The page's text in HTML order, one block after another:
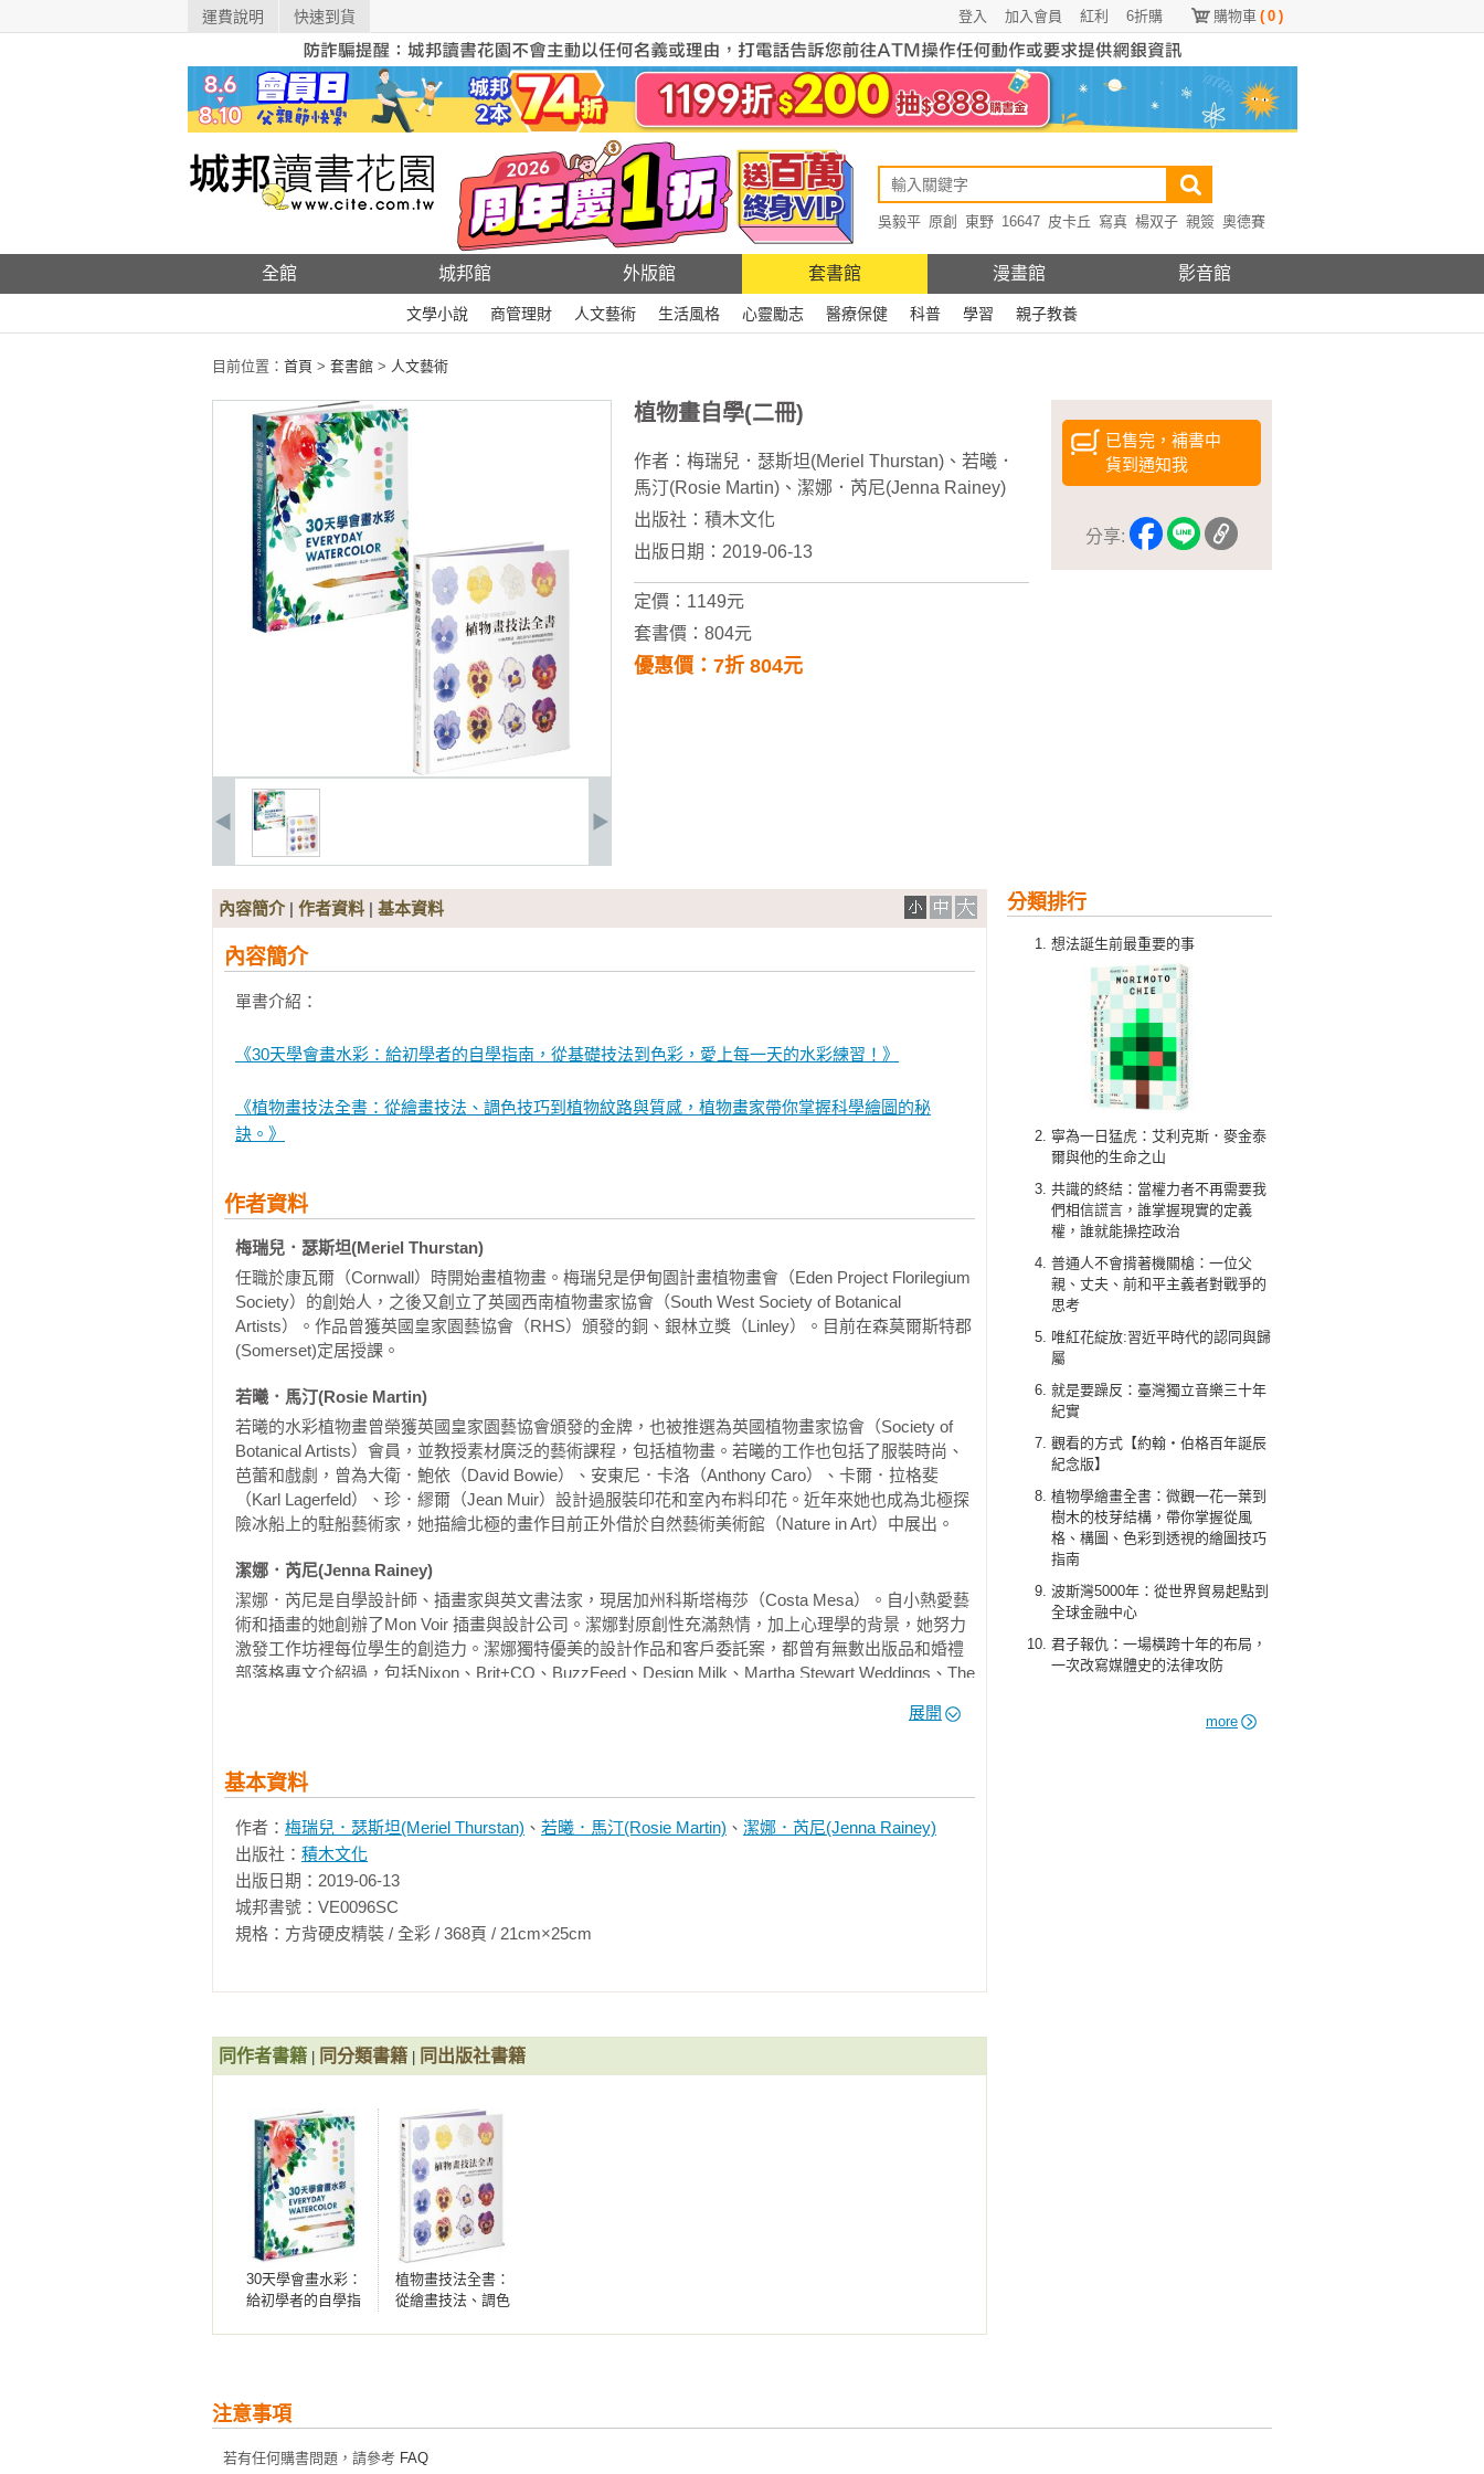
運費說明 快速到貨 購物車 ( 0 )
6折購
紅利
加入會員
登入
吳毅平 原創 東野 16647 皮卡丘 寫真 楊双子 親簽 奧德賽
全館 城邦館 外版館 套書館 漫畫館 影音館
文學小說 商管理財 人文藝術 生活風格 心靈勵志 醫療保健 科普 學習 親子教養
目前位置： 首頁 > 套書館 > 人文藝術
已售完，補書中
貨到通知我
分享:
植物畫自學(二冊)
作者： 梅瑞兒．瑟斯坦(Meriel Thurstan) 、 若曦．
馬汀(Rosie Martin) 、 潔娜．芮尼(Jenna Rainey)
出版社： 積木文化
出版日期：2019-06-13
定價：1149元
套書價：804元
優惠價：7折 804元
分類排行
想法誕生前最重要的事
寧為一日猛虎：艾利克斯．麥金泰
爾與他的生命之山
共識的終結：當權力者不再需要我
們相信謊言，誰掌握現實的定義
權，誰就能操控政治
普通人不會揹著機關槍：一位父
親、丈夫、前和平主義者對戰爭的
思考
唯紅花綻放:習近平時代的認同與歸
屬
就是要躁反：臺灣獨立音樂三十年
紀實
觀看的方式【約翰‧伯格百年誕辰
紀念版】
植物學繪畫全書：微觀一花一葉到
樹木的枝芽結構，帶你掌握從風
格、構圖、色彩到透視的繪圖技巧
指南
波斯灣5000年：從世界貿易起點到
全球金融中心
君子報仇：一場橫跨十年的布局，
一次改寫媒體史的法律攻防
more
內容簡介| 作者資料 | 基本資料
內容簡介
單書介紹：
《30天學會畫水彩：給初學者的自學指南，從基礎技法到色彩，愛上每一天的水彩練習！》
《植物畫技法全書：從繪畫技法、調色技巧到植物紋路與質感，植物畫家帶你掌握科學繪圖的秘
訣。》
作者資料
梅瑞兒．瑟斯坦(Meriel Thurstan)
任職於康瓦爾（Cornwall）時開始畫植物畫。梅瑞兒是伊甸園計畫植物畫會（Eden Project Florilegium
Society）的創始人，之後又創立了英國西南植物畫家協會（South West Society of Botanical
Artists）。作品曾獲英國皇家園藝協會（RHS）頒發的銅、銀林立獎（Linley）。目前在森莫爾斯特郡
(Somerset)定居授課。
若曦．馬汀(Rosie Martin)
若曦的水彩植物畫曾榮獲英國皇家園藝協會頒發的金牌，也被推選為英國植物畫家協會（Society of
Botanical Artists）會員，並教授素材廣泛的藝術課程，包括植物畫。若曦的工作也包括了服裝時尚、
芭蕾和戲劇，曾為大衛．鮑依（David Bowie）、安東尼．卡洛（Anthony Caro）、卡爾．拉格斐
（Karl Lagerfeld）、珍．繆爾（Jean Muir）設計過服裝印花和室內布料印花。近年來她也成為北極探
險冰船上的駐船藝術家，她描繪北極的畫作目前正外借於自然藝術美術館（Nature in Art）中展出。
潔娜．芮尼(Jenna Rainey)
潔娜．芮尼是自學設計師、插畫家與英文書法家，現居加州科斯塔梅莎（Costa Mesa）。自小熱愛藝
術和插畫的她創辦了Mon Voir 插畫與設計公司。潔娜對原創性充滿熱情，加上心理學的背景，她努力
激發工作坊裡每位學生的創造力。潔娜獨特優美的設計作品和客戶委託案，都曾有無數出版品和婚禮
部落格專文介紹過，包括Nixon、Brit+CO、BuzzFeed、Design Milk、Martha Stewart Weddings、The
展開
基本資料
作者： 梅瑞兒．瑟斯坦(Meriel Thurstan) 、 若曦．馬汀(Rosie Martin) 、 潔娜．芮尼(Jenna Rainey)
出版社： 積木文化
出版日期：2019-06-13
城邦書號：VE0096SC
規格：方背硬皮精裝 / 全彩 / 368頁 / 21cm×25cm
同作者書籍 同分類書籍 同出版社書籍
30天學會畫水彩：
給初學者的自學指
植物畫技法全書：
從繪畫技法、調色
注意事項
若有任何購書問題，請參考 FAQ